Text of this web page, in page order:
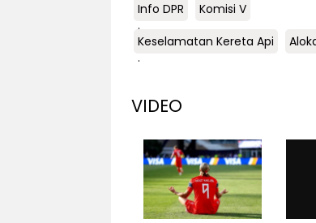
Info DPR
Komisi V
.
Keselamatan Kereta Api
.
VIDEO